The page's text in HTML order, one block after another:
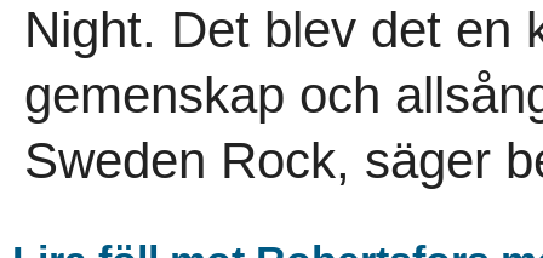
Night. Det blev det en
gemenskap och
Sweden Rock, säger